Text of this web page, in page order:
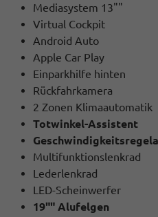
Mediasystem 13""
Virtual Cockpit
Android Auto
Apple Car Play
Einparkhilfe hinten
Rückfahrkamera
2 Zonen Klimaautomatik
Totwinkel-Assistent
Multifunktionslenkrad
Lederlenkrad
LED-Scheinwerfer
19"" Alufelgen